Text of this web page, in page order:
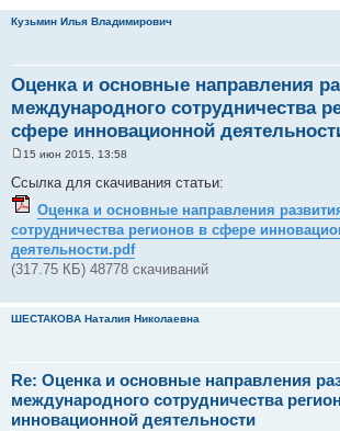
Кузьмин Илья Владимирович
Оценка и основные направления
международного сотрудничества
сфере инновационной
о
б
щ
е
н
и
е
15 июн 2015, 13:58
Ссылка для скачивания статьи:
Оценка и основные направления
сотрудничества регионов в сфере
деятельности.pdf
(317.75 КБ) 48778 скачиваний
ШЕСТАКОВА Наталия Николаевна
Re: Оценка и основные направления
международного сотрудничества
инновационной деятельности